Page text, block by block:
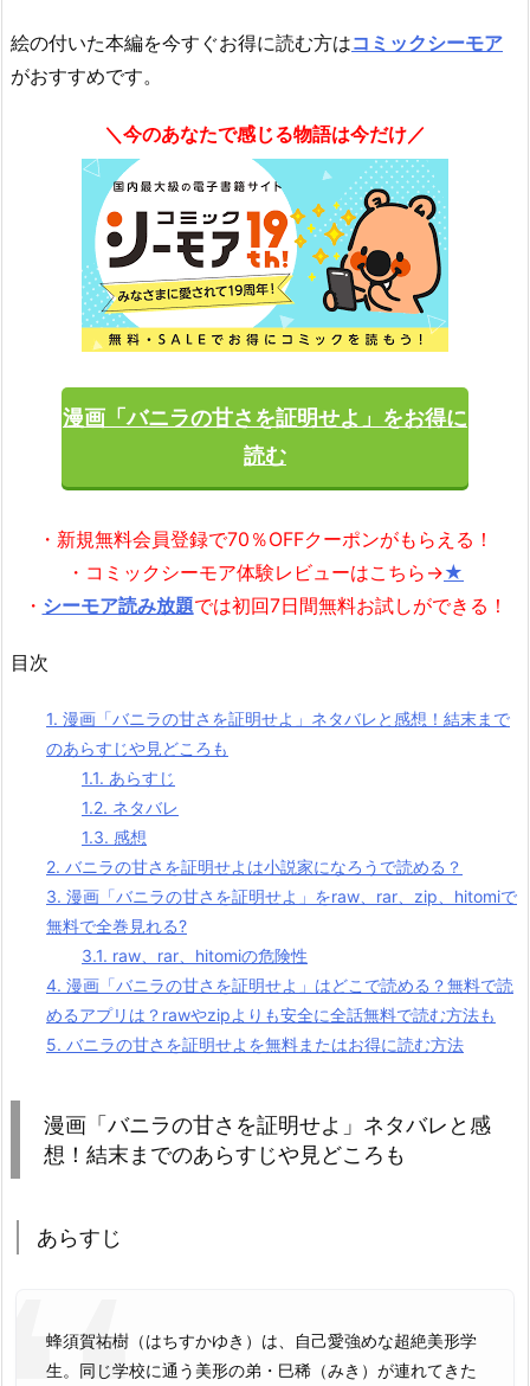
絵の付いた本編を今すぐお得に読む方はコミックシーモア
がおすすめです。
＼今のあなたで感じる物語は今だけ／
漫画「バニラの甘さを証明せよ」をお得に
読む
・新規無料会員登録で70％OFFクーポンがもらえる！
・コミックシーモア体験レビューはこちら→★
・ シーモア読み放題では初回7日間無料お試しができる！
目次
1. 漫画「バニラの甘さを証明せよ」ネタバレと感想！結末まで
のあらすじや見どころも
1.1. あらすじ
1.2. ネタバレ
1.3. 感想
2. バニラの甘さを証明せよは小説家になろうで読める？
3. 漫画「バニラの甘さを証明せよ」をraw、rar、zip、hitomiで
無料で全巻見れる?
3.1. raw、rar、hitomiの危険性
4. 漫画「バニラの甘さを証明せよ」はどこで読める？無料で読
めるアプリは？rawやzipよりも安全に全話無料で読む方法も
5. バニラの甘さを証明せよを無料またはお得に読む方法
漫画「バニラの甘さを証明せよ」ネタバレと感
想！結末までのあらすじや見どころも
あらすじ
蜂須賀祐樹（はちすかゆき）は、自己愛強めな超絶美形学
生。同じ学校に通う美形の弟・巳稀（みき）が連れてきた